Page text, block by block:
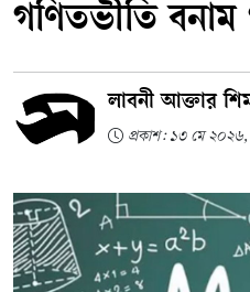
গণিতভীতি বনাম
লাবনী আক্তার
প্রকাশ: ১৩ মে